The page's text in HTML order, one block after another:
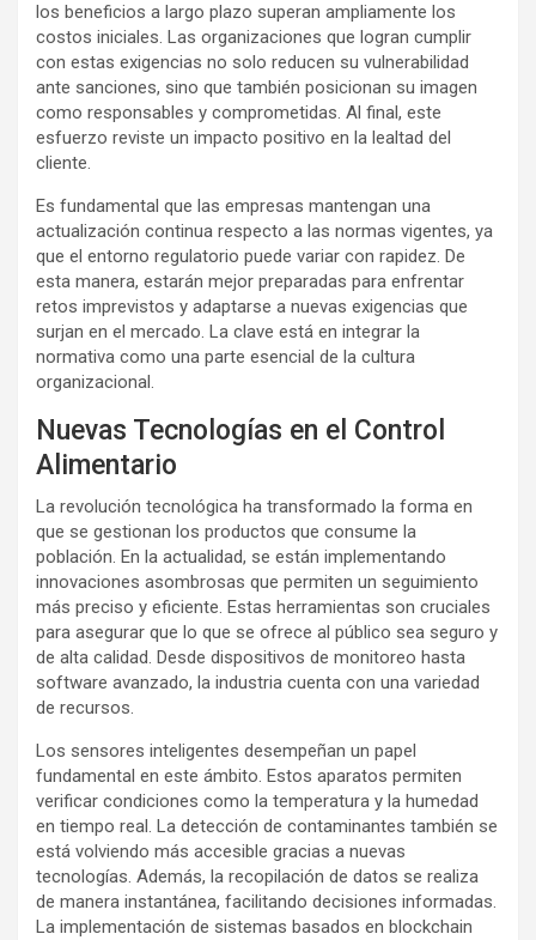
los beneficios a largo plazo superan ampliamente los
costos iniciales. Las organizaciones que logran cumplir
con estas exigencias no solo reducen su vulnerabilidad
ante sanciones, sino que también posicionan su imagen
como responsables y comprometidas. Al final, este
esfuerzo reviste un impacto positivo en la lealtad del
cliente.
Es fundamental que las empresas mantengan una
actualización continua respecto a las normas vigentes, ya
que el entorno regulatorio puede variar con rapidez. De
esta manera, estarán mejor preparadas para enfrentar
retos imprevistos y adaptarse a nuevas exigencias que
surjan en el mercado. La clave está en integrar la
normativa como una parte esencial de la cultura
organizacional.
Nuevas Tecnologías en el Control
Alimentario
La revolución tecnológica ha transformado la forma en
que se gestionan los productos que consume la
población. En la actualidad, se están implementando
innovaciones asombrosas que permiten un seguimiento
más preciso y eficiente. Estas herramientas son cruciales
para asegurar que lo que se ofrece al público sea seguro y
de alta calidad. Desde dispositivos de monitoreo hasta
software avanzado, la industria cuenta con una variedad
de recursos.
Los sensores inteligentes desempeñan un papel
fundamental en este ámbito. Estos aparatos permiten
verificar condiciones como la temperatura y la humedad
en tiempo real. La detección de contaminantes también se
está volviendo más accesible gracias a nuevas
tecnologías. Además, la recopilación de datos se realiza
de manera instantánea, facilitando decisiones informadas.
La implementación de sistemas basados en blockchain